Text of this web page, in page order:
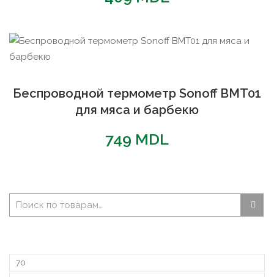
Беспроводной термометр Sonoff BMT01
для мяса и барбекю
749 MDL